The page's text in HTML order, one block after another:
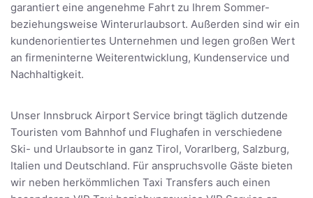
garantiert eine angenehme Fahrt zu Ihrem Sommer-
beziehungsweise Winterurlaubsort. Außerden sind wir ein
kundenorientiertes Unternehmen und legen großen Wert
an firmeninterne Weiterentwicklung, Kundenservice und
Nachhaltigkeit.
Unser Innsbruck Airport Service bringt täglich dutzende
Touristen vom Bahnhof und Flughafen in verschiedene
Ski- und Urlaubsorte in ganz Tirol, Vorarlberg, Salzburg,
Italien und Deutschland. Für anspruchsvolle Gäste bieten
wir neben herkömmlichen Taxi Transfers auch einen